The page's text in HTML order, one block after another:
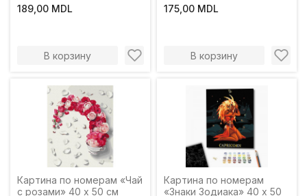
189,00 MDL
В корзину
175,00 MDL
В корзину
Картина по номерам «Чай
с розами» 40 x 50 см
Картина по номерам
«Знаки Зодиака» 40 x 50